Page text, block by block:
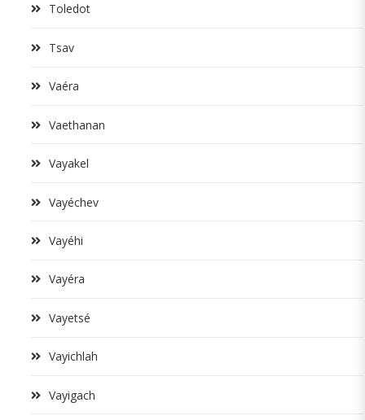
Toledot
Tsav
Vaéra
Vaethanan
Vayakel
Vayéchev
Vayéhi
Vayéra
Vayetsé
Vayichlah
Vayigach